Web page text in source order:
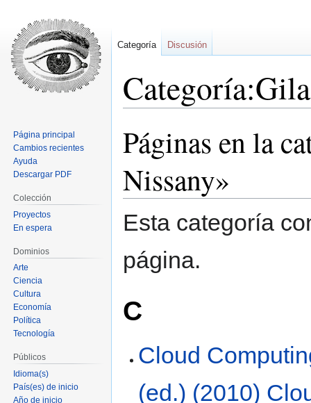
navegación
búsqueda
Páginas en la
Nissany»
Esta categoría
página.
C
Cloud
(ed.) (2010)
Categoría Discusión
Página principal
Cambios recientes
Ayuda
Descargar PDF
Colección
Proyectos
En espera
Dominios
Arte
Ciencia
Cultura
Economía
Política
Tecnología
Públicos
Idioma(s)
País(es) de inicio
Año de inicio